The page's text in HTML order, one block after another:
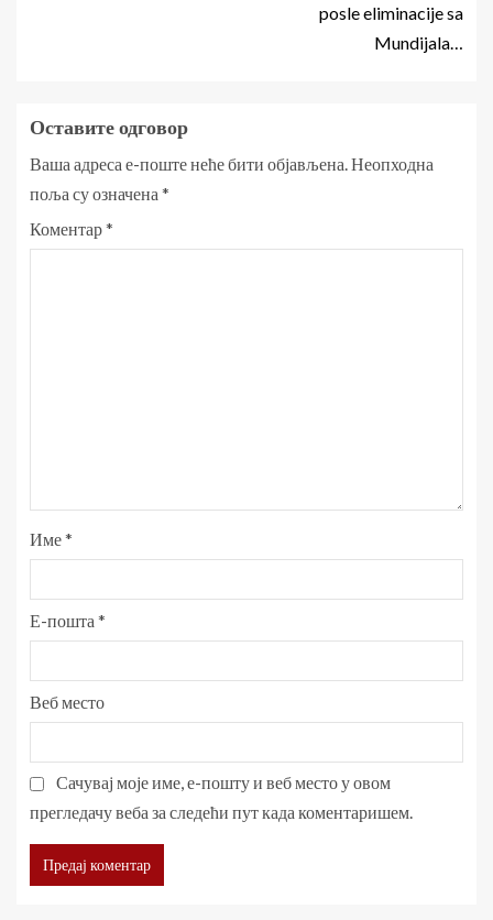
posle eliminacije sa
Mundijala…
Оставите одговор
Ваша адреса е-поште неће бити објављена. Неопходна
поља су означена *
Коментар*
Име*
Е-пошта *
Веб место
Сачувај моје име, е-пошту и веб место у овом
прегледачу веба за следећи пут када коментаришем.